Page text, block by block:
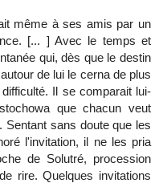
même à ses amis par un
[... ] Avec le temps et
qui, dès que le destin
de lui le cerna de plus
Il se comparait lui-
que chacun veut
Sentant sans doute que les
l'invitation, il ne les pria
de Solutré, procession
rire. Quelques invitations